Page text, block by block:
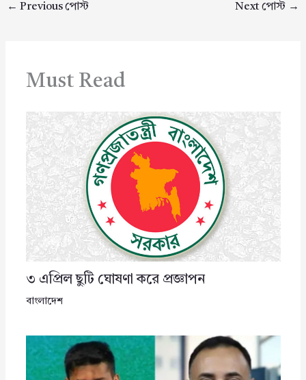
← Previous পোস্ট Next পোস্ট →
Must Read
৩ এপ্রিল ছুটি ঘোষণা করে প্রজ্ঞাপন
বাংলাদেশ